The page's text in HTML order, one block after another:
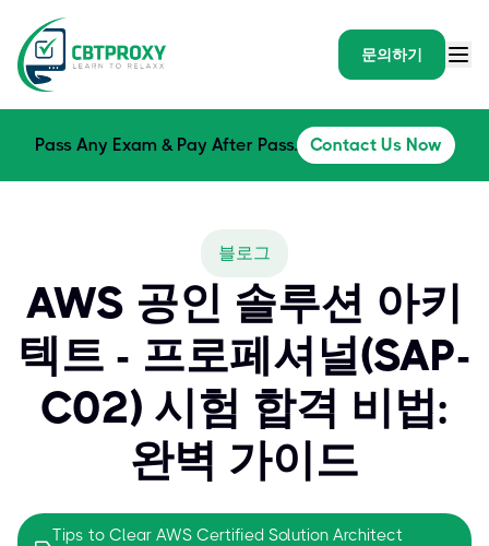
문의하기
Pass Any Exam & Pay After Pass. Contact Us Now
블로그
AWS 공인 솔루션 아키
텍트 - 프로페셔널(SAP-
C02) 시험 합격 비법:
완벽 가이드
Tips to Clear AWS Certified Solution Architect